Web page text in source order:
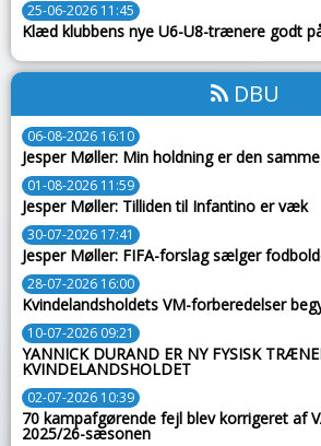
25-06-2026 11:45
Klæd klubbens nye U6-U8-trænere godt
DBU
06-08-2026 16:10
Jesper Møller: Min holdning er den
01-08-2026 11:59
Jesper Møller: Tilliden til Infantino er væk
30-07-2026 17:41
Jesper Møller: FIFA-forslag sælger
28-07-2026 16:00
Kvindelandsholdets VM-forberedelser
10-07-2026 09:21
YANNICK DURAND ER NY FYSISK
KVINDELANDSHOLDET
02-07-2026 10:39
70 kampafgørende fejl blev korrigeret af
2025/26-sæsonen